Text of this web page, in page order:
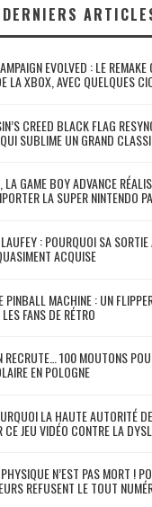
DERNIERS
EVOLVED : LE
LA XBOX, AVEC QUELQUES
CREED BLACK FLAG
SUBLIME UN GRAND
GAME BOY ADVANCE
LA SUPER NINTENDO
: POURQUOI SA
ACQUISE
PINBALL MACHINE : UN
FANS DE RÉTRO
RECRUTE… 100 MOUTONS
EN POLOGNE
LA HAUTE AUTORITÉ
CE JEU VIDÉO CONTRE LA
N’EST PAS MORT !
REFUSENT LE TOUT